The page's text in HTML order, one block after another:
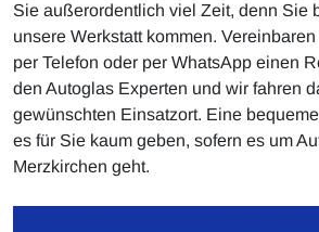
Sie außerordentlich viel Zeit, denn Sie
unsere Werkstatt kommen.
per Telefon oder per WhatsApp einen
den Autoglas Experten und wir fahren
gewünschten Einsatzort. Eine
es für Sie kaum geben, sofern es um
Merzkirchen geht.